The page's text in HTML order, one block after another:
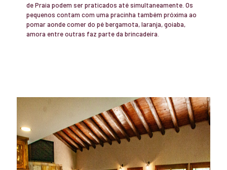
de Praia podem ser praticados até simultaneamente. Os
pequenos contam com uma pracinha também próxima ao
pomar aonde comer do pé bergamota, laranja, goiaba,
amora entre outras faz parte da brincadeira.